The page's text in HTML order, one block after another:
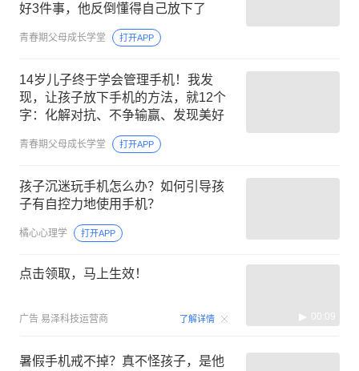
好3件事，他反倒懂得自己放下了
青春期父母成长学堂 打开APP
14岁儿子终于学会管理手机！我发
现，让孩子放下手机的方法，就12个
字：化解对抗、不争输赢、发现美好
青春期父母成长学堂 打开APP
孩子沉迷玩手机怎么办？如何引导孩
子有自控力地使用手机？
橘心心理学 打开APP
点击领取，马上生效！
广告 易泽科技运营商 了解详情 00:09
暑假手机戒不掉？真不怪孩子，是他